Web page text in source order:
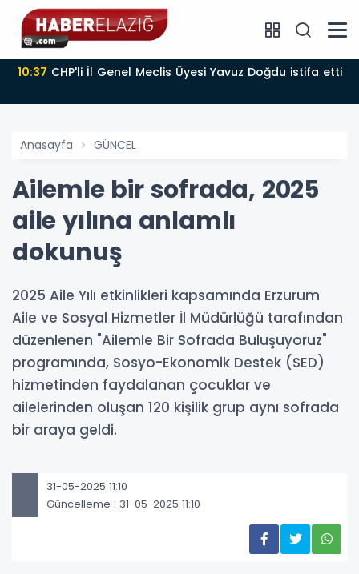
10:37 CHP'li İl Genel Meclis Üyesi Yavuz Doğdu istifa etti
Anasayfa GÜNCEL
Ailemle bir sofrada, 2025
aile yılına anlamlı
dokunuş
2025 Aile Yılı etkinlikleri kapsamında Erzurum
Aile ve Sosyal Hizmetler İl Müdürlüğü tarafından
düzenlenen "Ailemle Bir Sofrada Buluşuyoruz"
programında, Sosyo-Ekonomik Destek (SED)
hizmetinden faydalanan çocuklar ve
ailelerinden oluşan 120 kişilik grup aynı sofrada
bir araya geldi.
31-05-2025 11:10
Güncelleme : 31-05-2025 11:10